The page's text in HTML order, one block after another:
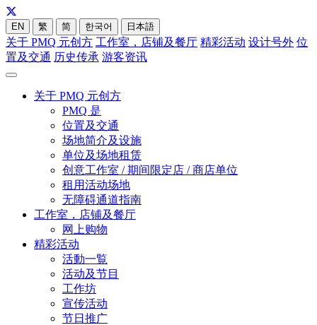
EN 繁 简 한국어 日本語
关于 PMQ 元创方 工作室，店铺及餐厅 精彩活动 设计号外 位
置及交通 历史传承 游客资讯
关于 PMQ 元创方
PMQ 是
位置及交通
场地简介及设施
单位及场地租赁
创意工作室 / 期间限定店 / 商店单位
租用活动场地
无障碍通道指南
工作室，店铺及餐厅
网上购物
精彩活动
活動一覧
活动及节目
工作坊
宣传活动
节日推广